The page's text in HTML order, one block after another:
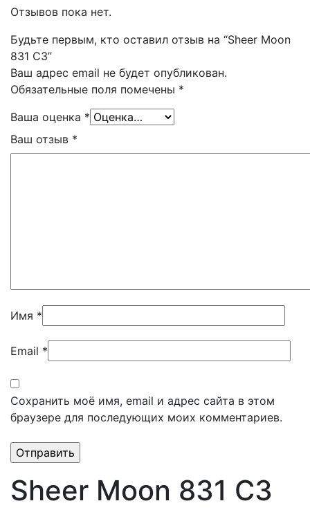
Отзывов пока нет.
Будьте первым, кто оставил отзыв на “Sheer Moon
831 C3”
Ваш адрес email не будет опубликован.
Обязательные поля помечены *
Ваша оценка *
Ваш отзыв *
Имя *
Email *
Сохранить моё имя, email и адрес сайта в этом
браузере для последующих моих комментариев.
Sheer Moon 831 C3